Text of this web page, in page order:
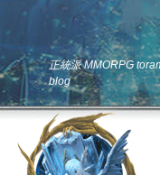
正統派 MMORPG
blog